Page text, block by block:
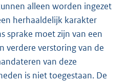
alleen worden ingezet
herhaaldelijk karakter
sprake moet zijn van een
verdere verstoring van de
van deze
is niet toegestaan. De